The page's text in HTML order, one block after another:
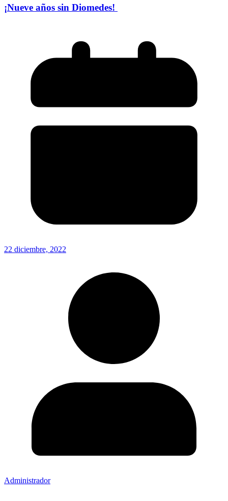
¡Nueve años sin Diomedes!
22 diciembre, 2022
Administrador